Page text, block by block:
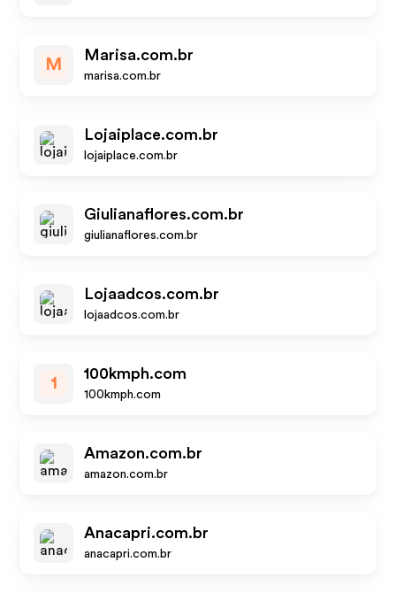
M
Marisa.com.br
marisa.com.br
Lojaiplace.com.br
lojaiplace.com.br
Giulianaflores.com.br
giulianaflores.com.br
Lojaadcos.com.br
lojaadcos.com.br
1
100kmph.com
100kmph.com
Amazon.com.br
amazon.com.br
Anacapri.com.br
anacapri.com.br